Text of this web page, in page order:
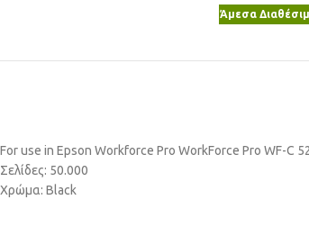
Άμεσα
For use in Epson Workforce Pro WorkForce Pro WF-C
Σελίδες: 50.000
Χρώμα: Black